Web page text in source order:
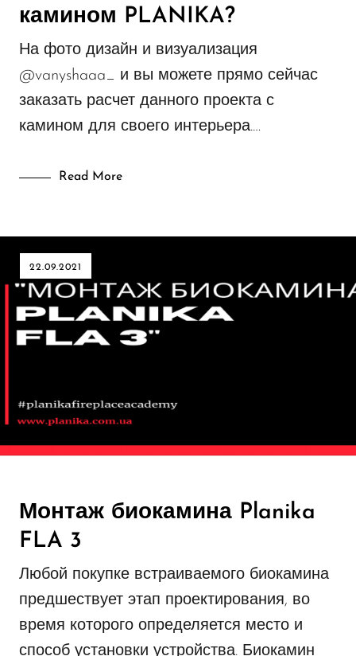
Новости компании
Полуавтоматические биокамины
Реализованные проекты
Уличные биокамины
камином PLANIKA?
На фото дизайн и визуализация
@vanyshaaa_ и вы можете прямо сейчас
заказать расчет данного проекта с
камином для своего интерьера.…
Read More
22.09.2021
Монтаж биокамина Planika
FLA 3
Любой покупке встраиваемого биокамина
предшествует этап проектирования, во
время которого определяется место и
способ установки устройства. Биокамин